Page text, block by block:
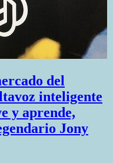
del
inteligente
y aprende,
Jony